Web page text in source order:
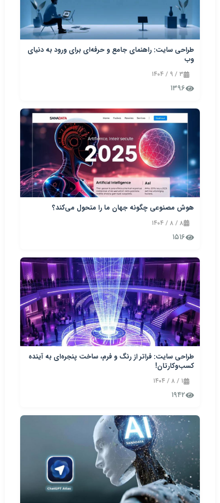
طراحی سایت: راهنمای جامع و حرفه‌ای برای ورود به دنیای
وب
۳ / ۹ / ۱۴۰۴
۱۳۹۶
هوش مصنوعی چگونه جهان ما را متحول می‌کند؟
۸ / ۸ / ۱۴۰۴
۱۵۱۶
طراحی سایت: فراتر از رنگ و فرم، ساخت پنجره‌ای به آینده
کسب‌وکارتان!
۱ / ۸ / ۱۴۰۴
۱۹۴۲